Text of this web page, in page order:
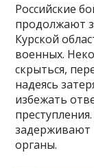
Российские
продолжают
Курской
военных.
скрыться,
надеясь
избежать
задерживают
органы.